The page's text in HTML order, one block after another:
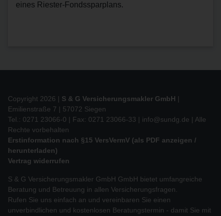
eines Riester-Fondssparplans.
Copyright 2026 | S & G Versicherungsmakler GmbH |
Emilienstraße 7 | 57072 Siegen
Tel.: 0271 23066-0 | Fax: 0271 23066-33 | info@sundg.de | Alle
Rechte vorbehalten
Erstinformation nach §15 VersVermV (als PDF anzeigen /
herunterladen)
Vertrag widerrufen
S & G Versicherungsmakler GmbH GmbH bietet umfangreiche
Beratung und Betreuung in allen Versicherungsfragen.
Rufen Sie uns einfach an und vereinbaren Sie einen
unverbindlichen und kostenlosen Beratungstermin - damit Sie mit